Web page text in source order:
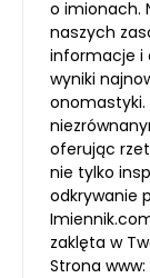
o imionach.
naszych
informacje i
wyniki
oferując
nie tylko
odkrywanie
zaklęta w
Strona www: